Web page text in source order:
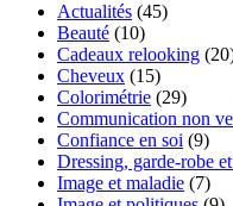
Actualités (45)
Beauté (10)
Cadeaux relooking
Cheveux (15)
Colorimétrie (29)
Communication non
Confiance en soi (9)
Dressing, garde-robe
Image et maladie (7)